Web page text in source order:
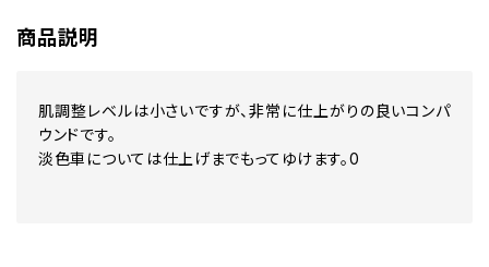
商品説明
肌調整レベルは小さいですが、非常に仕上がりの良いコンパ
ウンドです。
淡色車については仕上げまでもってゆけます。0